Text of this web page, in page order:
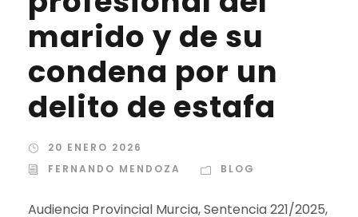
marido y de su
condena por un
delito de estafa
20 ENERO 2026
FERNANDO MENDOZA
BLOG
Audiencia Provincial Murcia, Sentencia 221/2025,